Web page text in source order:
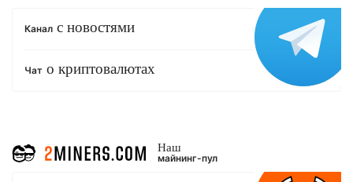
Канал с новостями
Чат о криптовалютах
Наш
майнинг-пул